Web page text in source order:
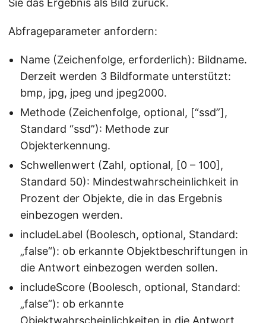
Sie das Ergebnis als Bild zurück.
Abfrageparameter anfordern:
Name (Zeichenfolge, erforderlich): Bildname.
Derzeit werden 3 Bildformate unterstützt:
bmp, jpg, jpeg und jpeg2000.
Methode (Zeichenfolge, optional, [“ssd”],
Standard “ssd”): Methode zur
Objekterkennung.
Schwellenwert (Zahl, optional, [0 – 100],
Standard 50): Mindestwahrscheinlichkeit in
Prozent der Objekte, die in das Ergebnis
einbezogen werden.
includeLabel (Boolesch, optional, Standard:
„false“): ob erkannte Objektbeschriftungen in
die Antwort einbezogen werden sollen.
includeScore (Boolesch, optional, Standard:
„false“): ob erkannte
Objektwahrscheinlichkeiten in die Antwort